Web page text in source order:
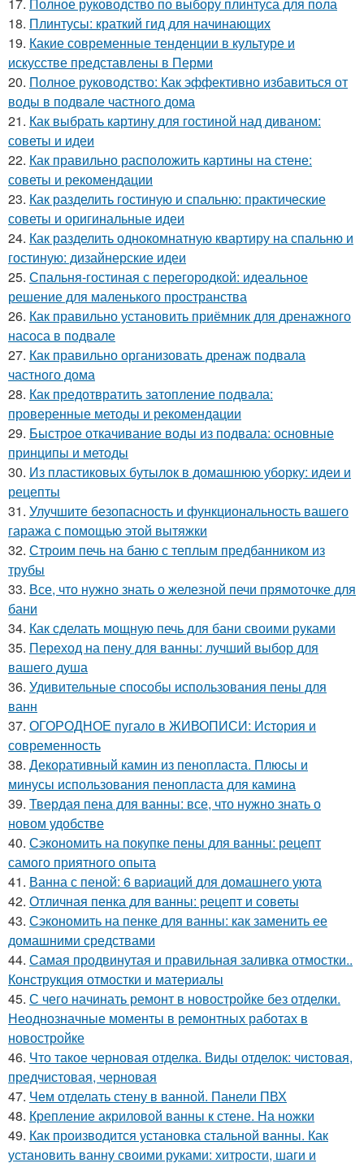
18. Плинтусы: краткий гид для начинающих
19. Какие современные тенденции в культуре и
искусстве представлены в Перми
20. Полное руководство: Как эффективно избавиться от
воды в подвале частного дома
21. Как выбрать картину для гостиной над диваном:
советы и идеи
22. Как правильно расположить картины на стене:
советы и рекомендации
23. Как разделить гостиную и спальню: практические
советы и оригинальные идеи
24. Как разделить однокомнатную квартиру на спальню и
гостиную: дизайнерские идеи
25. Спальня-гостиная с перегородкой: идеальное
решение для маленького пространства
26. Как правильно установить приёмник для дренажного
насоса в подвале
27. Как правильно организовать дренаж подвала
частного дома
28. Как предотвратить затопление подвала:
проверенные методы и рекомендации
29. Быстрое откачивание воды из подвала: основные
принципы и методы
30. Из пластиковых бутылок в домашнюю уборку: идеи и
рецепты
31. Улучшите безопасность и функциональность вашего
гаража с помощью этой вытяжки
32. Строим печь на баню с теплым предбанником из
трубы
33. Все, что нужно знать о железной печи прямоточке для
бани
34. Как сделать мощную печь для бани своими руками
35. Переход на пену для ванны: лучший выбор для
вашего душа
36. Удивительные способы использования пены для
ванн
37. ОГОРОДНОЕ пугало в ЖИВОПИСИ: История и
современность
38. Декоративный камин из пенопласта. Плюсы и
минусы использования пенопласта для камина
39. Твердая пена для ванны: все, что нужно знать о
новом удобстве
40. Сэкономить на покупке пены для ванны: рецепт
самого приятного опыта
41. Ванна с пеной: 6 вариаций для домашнего уюта
42. Отличная пенка для ванны: рецепт и советы
43. Сэкономить на пенке для ванны: как заменить ее
домашними средствами
44. Самая продвинутая и правильная заливка отмостки..
Конструкция отмостки и материалы
45. С чего начинать ремонт в новостройке без отделки.
Неоднозначные моменты в ремонтных работах в
новостройке
46. Что такое черновая отделка. Виды отделок: чистовая,
предчистовая, черновая
47. Чем отделать стену в ванной. Панели ПВХ
48. Крепление акриловой ванны к стене. На ножки
49. Как производится установка стальной ванны. Как
установить ванну своими руками: хитрости, шаги и